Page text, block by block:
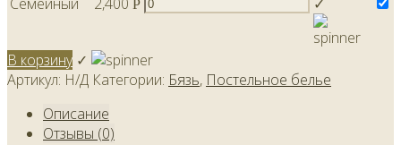
Р
В корзину ✓
Артикул: Н/Д Категории: Бязь, Постельное белье
Описание
Отзывы (0)